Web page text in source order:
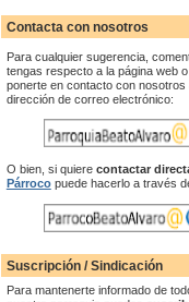
Contacta con nosotros
Para cualquier sugerencia,
tengas respecto a la página web
ponerte en contacto con
dirección de correo electrónico:
O bien, si quiere contactar
Párrocopuede hacerlo a través
Suscripción / Sindicación
Para mantenerte informado de